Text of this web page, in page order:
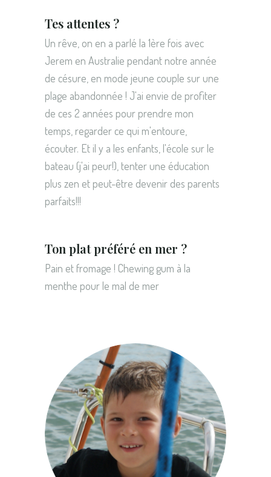
Tes attentes ?
Un rêve, on en a parlé la 1ère fois avec
Jerem en Australie pendant notre année
de césure, en mode jeune couple sur une
plage abandonnée ! J'ai envie de profiter
de ces 2 années pour prendre mon
temps, regarder ce qui m'entoure,
écouter. Et il y a les enfants, l'école sur le
bateau (j'ai peur!), tenter une éducation
plus zen et peut-être devenir des parents
parfaits!!!
Ton plat préféré en mer ?
Pain et fromage ! Chewing gum à la
menthe pour le mal de mer